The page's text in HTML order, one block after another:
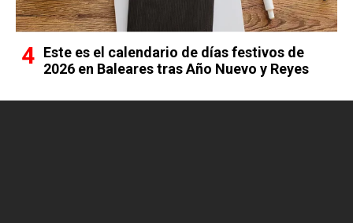
Este es el calendario de días festivos de
2026 en Baleares tras Año Nuevo y Reyes